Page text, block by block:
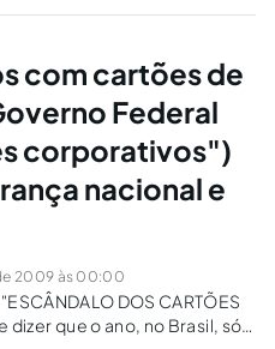
celebração de
com cartões de
Federal
corporativos")
nacional e
2009 às 00:00
DOS CARTÕES
dizer que o ano, no Brasil, só